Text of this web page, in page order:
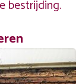
bestrijding.